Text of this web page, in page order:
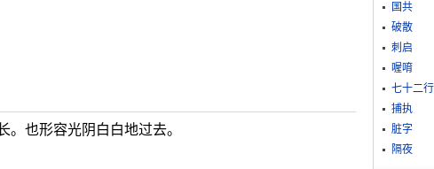
也形容光阴白白地过去。
国共
破散
刺启
喔唷
七十二行
捕执
脏字
隔夜